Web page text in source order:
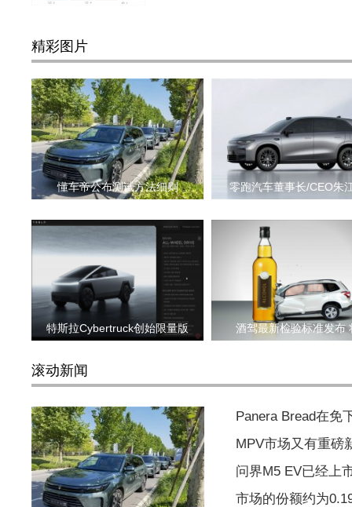
精彩图片
懂车帝公布测试方法细则 零跑汽车董事长/CEO朱
特斯拉Cybertruck创始限量版 酒驾最新检验标准发布
滚动新闻
Panera Bread在免
MPV市场又有重磅
问界M5 EV已经上
市场的份额约为